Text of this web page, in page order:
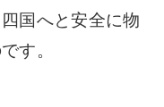
国へと安全に物
す。